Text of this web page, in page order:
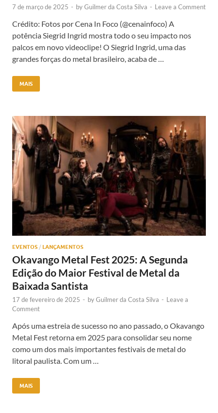
7 de março de 2025 - byGuilmer da Costa Silva - Leave a Comment
Crédito: Fotos por Cena In Foco (@cenainfoco) A
potência Siegrid Ingrid mostra todo o seu impacto nos
palcos em novo videoclipe! ​O Siegrid Ingrid, uma das
grandes forças do metal brasileiro, acaba de …
MAIS
EVENTOS / LANÇAMENTOS
Okavango Metal Fest 2025: A Segunda
Edição do Maior Festival de Metal da
Baixada Santista
17 de fevereiro de 2025 - byGuilmer da Costa Silva - Leave a
Comment
Após uma estreia de sucesso no ano passado, o Okavango
Metal Fest retorna em 2025 para consolidar seu nome
como um dos mais importantes festivais de metal do
litoral paulista. Com um …
MAIS